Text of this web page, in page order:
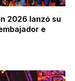
2026 lanzó su
e